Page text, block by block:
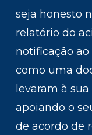
seja honesto
relatório do
notificação
como uma
levaram à
apoiando o
de acordo de